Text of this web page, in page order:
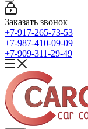
Заказать звонок
+7-917-265-73-53
+7-987-410-09-09
+7-909-311-29-49